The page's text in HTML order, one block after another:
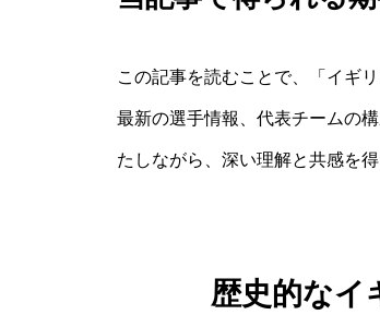
この記事を読むことで、「イギ
最新の選手情報、代表チームの
たしながら、深い理解と共感を
歴史的なイ